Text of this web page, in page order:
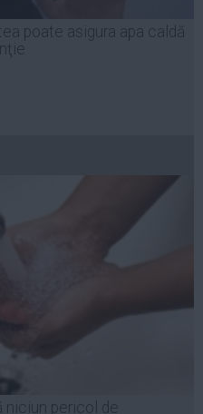
poate asigura apa caldă
niciun pericol de